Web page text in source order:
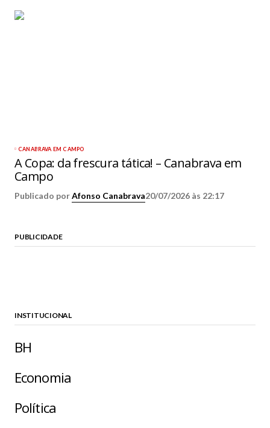
CANABRAVA EM CAMPO
A Copa: da frescura tática! – Canabrava em
Campo
Publicado porAfonso Canabrava20/07/2026 às 22:17
PUBLICIDADE
INSTITUCIONAL
BH
Economia
Política